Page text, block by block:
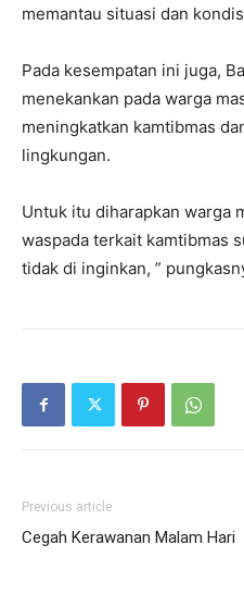
memantau situasi dan
Pada kesempatan ini juga,
menekankan pada warga
meningkatkan kamtibmas
lingkungan.
Untuk itu diharapkan warga
waspada terkait kamtibmas
tidak di inginkan, ”
Previous article
Cegah Kerawanan Malam Hari